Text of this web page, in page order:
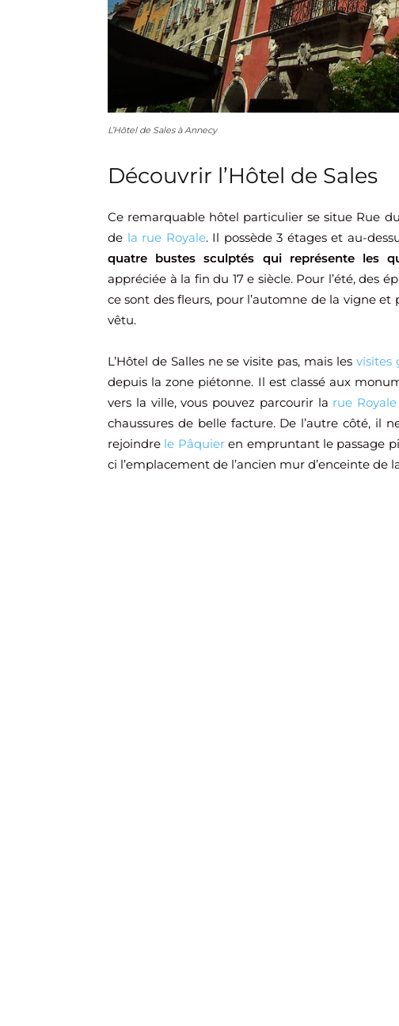
L’Hôtel de Sales à Annecy
Découvrir l’Hôtel de Sales
Ce remarquable hôtel particulier se situe Rue
de la rue Royale. Il possède 3 étages et au-
quatre bustes sculptés qui représente les
appréciée à la fin du 17 e siècle. Pour l’été, des
ce sont des fleurs, pour l’automne de la vigne
vêtu.
L’Hôtel de Salles ne se visite pas, mais les visites
depuis la zone piétonne. Il est classé aux
vers la ville, vous pouvez parcourir la rue Royale
chaussures de belle facture. De l’autre côté, il
rejoindre le Pâquieren empruntant le passage
ci l’emplacement de l’ancien mur d’enceinte de